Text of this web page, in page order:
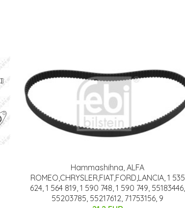
Hammashihna, ALFA
ROMEO,CHRYSLER,FIAT,FORD,LANCIA, 1 535
624, 1 564 819, 1 590 748, 1 590 749, 55183446,
55203785, 55217612, 71753156, 9